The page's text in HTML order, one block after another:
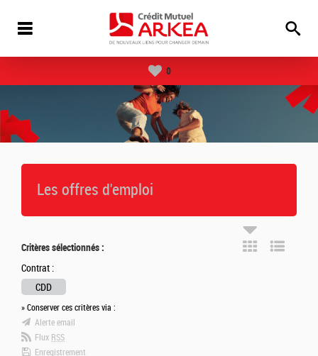
0
Les offres d'emploi
Critères sélectionnés :
Contrat :
CDD
» Conserver ces critères via :
Alerte email
Flux RSS
Enregistrement